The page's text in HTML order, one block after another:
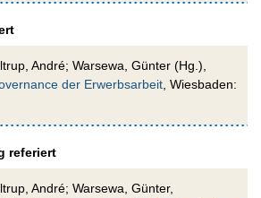
André; Warsewa, Günter (Hg.),
der Erwerbsarbeit , Wiesbaden:
referiert
André; Warsewa, Günter,